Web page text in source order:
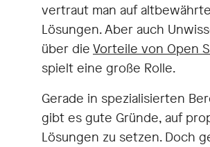
vertraut man auf altbewährte
Lösungen. Aber auch
über die Vorteile von Open
spielt eine große Rolle.
Gerade in spezialisierten
gibt es gute Gründe, auf
Lösungen zu setzen. Doch